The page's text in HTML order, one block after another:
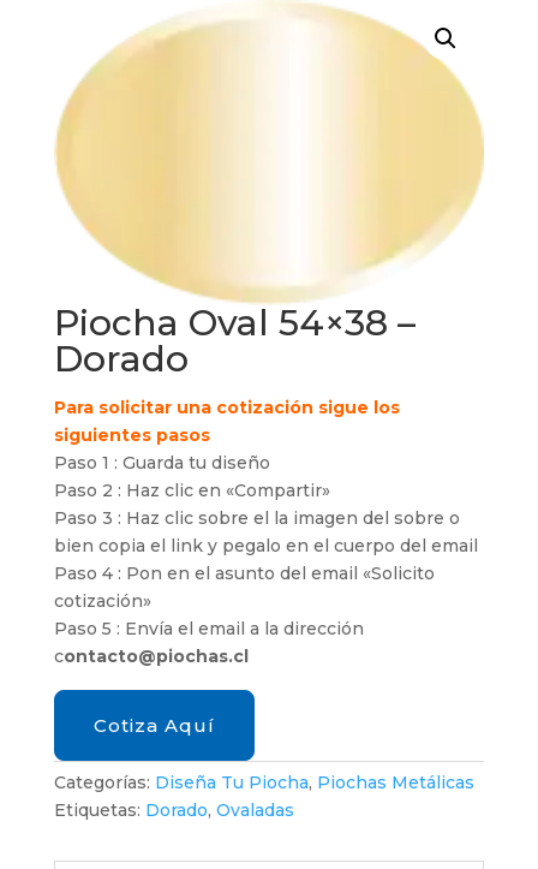
Piocha Oval 54×38 –
Dorado
Para solicitar una cotización sigue los
siguientes pasos
Paso 1 : Guarda tu diseño
Paso 2 : Haz clic en «Compartir»
Paso 3 : Haz clic sobre el la imagen del sobre o
bien copia el link y pegalo en el cuerpo del email
Paso 4 : Pon en el asunto del email «Solicito
cotización»
Paso 5 : Envía el email a la dirección
contacto@piochas.cl
Cotiza Aquí
Categorías: Diseña Tu Piocha, Piochas Metálicas
Etiquetas: Dorado, Ovaladas